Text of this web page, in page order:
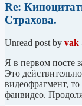
Re:
Страхова.
Unread post by vak
Я в первом посте
Это
видеофрагмент, то
фанвидео.